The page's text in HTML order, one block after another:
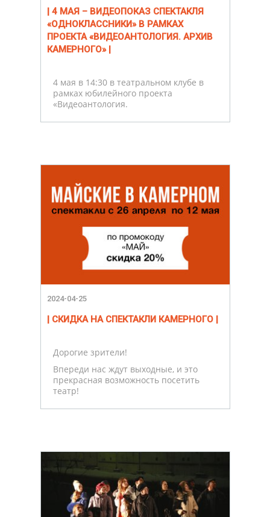
| 4 МАЯ – ВИДЕОПОКАЗ СПЕКТАКЛЯ
«ОДНОКЛАССНИКИ» В РАМКАХ
ПРОЕКТА «ВИДЕОАНТОЛОГИЯ. АРХИВ
КАМЕРНОГО» |
4 мая в 14:30 в театральном клубе в
рамках юбилейного проекта
«Видеоантология.
2024-04-25
| СКИДКА НА СПЕКТАКЛИ КАМЕРНОГО |
Дорогие зрители!
Впереди нас ждут выходные, и это
прекрасная возможность посетить
театр!